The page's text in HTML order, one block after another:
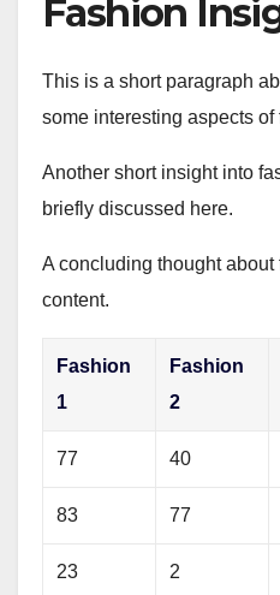
Fashion
This is a short paragraph
some interesting aspects of
Another short insight into
briefly discussed here.
A concluding thought
content.
Fashion
1
Fashion
2
77 40
83 77
23 2